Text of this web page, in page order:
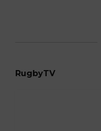
RugbyTV